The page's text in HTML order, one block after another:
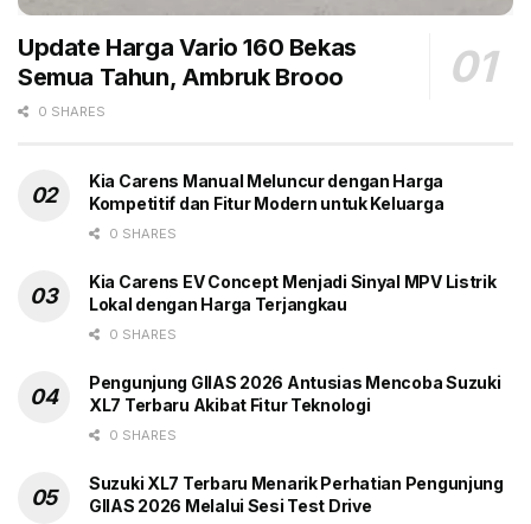
tahun, dengan keahlian di bidang mounting, fitting, dan
cetakan (molding) Mereka bertugas merakit Volta
dengan komponen impor agar sesuai kondisi lokal.
(gbr)
Update Harga Vario 160 Bekas
Semua Tahun, Ambruk Brooo
0 SHARES
Kia Carens Manual Meluncur dengan Harga
Kompetitif dan Fitur Modern untuk Keluarga
0 SHARES
Kia Carens EV Concept Menjadi Sinyal MPV Listrik
Lokal dengan Harga Terjangkau
0 SHARES
Pengunjung GIIAS 2026 Antusias Mencoba Suzuki
XL7 Terbaru Akibat Fitur Teknologi
0 SHARES
Suzuki XL7 Terbaru Menarik Perhatian Pengunjung
GIIAS 2026 Melalui Sesi Test Drive